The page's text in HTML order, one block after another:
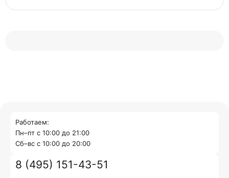
Работаем:
Пн–пт с 10:00 до 21:00
Cб–вс с 10:00 до 20:00
8 (495) 151-43-51